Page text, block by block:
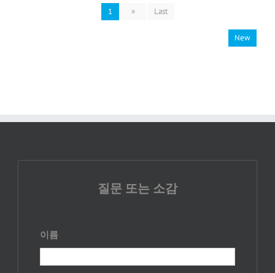
1 » Last
New
질문 또는 소감
이름